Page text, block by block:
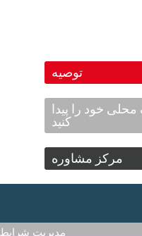
توصیه
خود را پیدا
کنید
مرکز مشاوره
مدیریت